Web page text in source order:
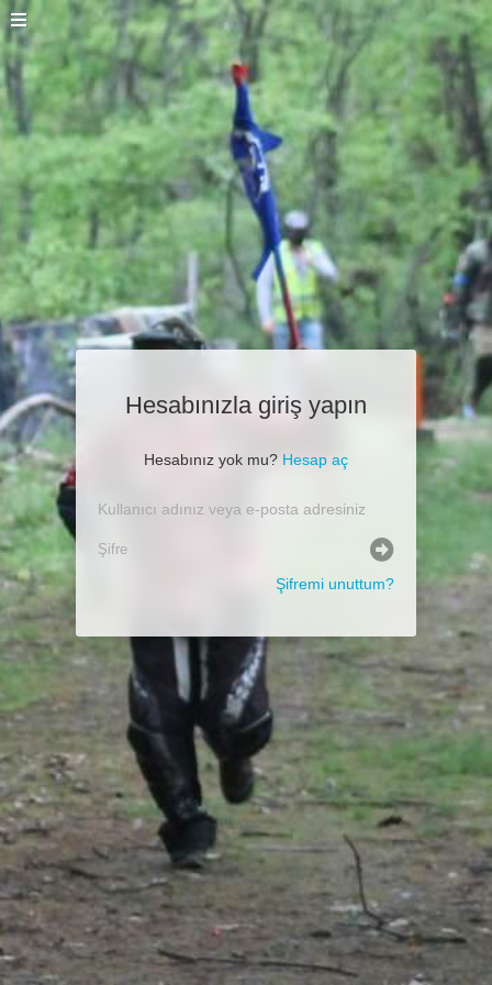
Hesabınızla giriş yapın
Hesabınız yok mu? Hesap aç
Şifremi unuttum?